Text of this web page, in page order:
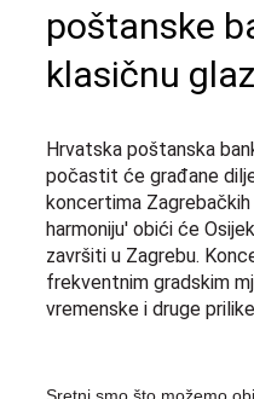
poštanske
klasičnu
Hrvatska poštanska
počastit će građane
koncertima
harmoniju' obići će
završiti u Zagrebu.
frekventnim gradskim
vremenske i druge
Sretni smo što možemo